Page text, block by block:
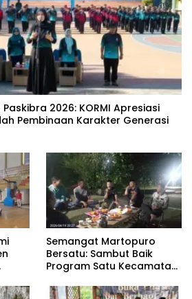
2026: KORMI Apresiasi
Pembinaan Karakter Generasi
Semangat Martopuro
Bersatu: Sambut Baik
Program Satu Kecamatan
Kebangkitan Persekabpas